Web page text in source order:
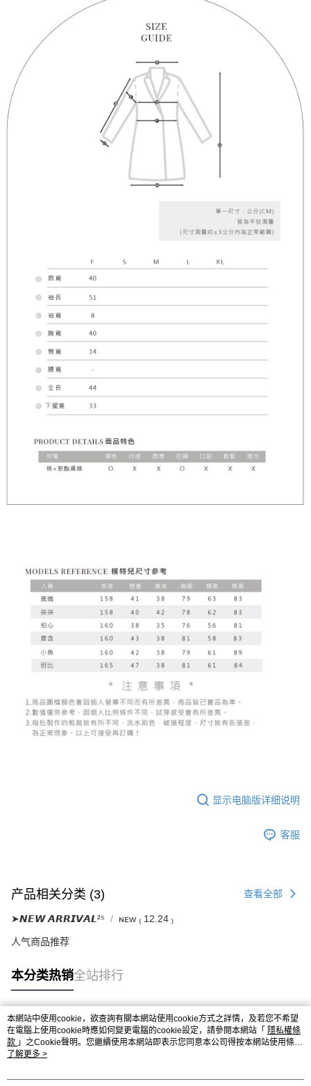
显示电脑版详细说明
客服
产品相关分类 (3) 查看全部
➤𝙉𝙀𝙒 𝘼𝙍𝙍𝙄𝙑𝘼𝙇²⁵ ɴᴇᴡ ₍ 12.24 ₎
人气商品推荐
本分类热销全站排行
热门标签
本網站中使用cookie，欲查詢有關本網站使用cookie方式之詳情，及若您不希望
在電腦上使用cookie時應如何變更電腦的cookie設定，請參閱本網站「 隱私權條
款 」之Cookie聲明。您繼續使用本網站即表示您同意本公司得按本網站使用條款
之Cookie聲明使用cookie。
了解更多 >